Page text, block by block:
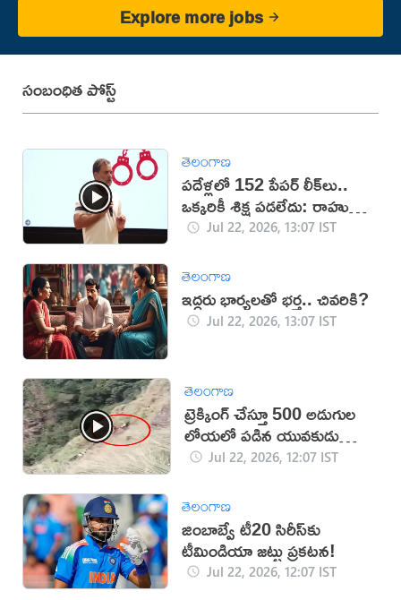
Explore more jobs
సంబంధిత పోస్ట్
తెలంగాణ
పదేళ్లలో 152 పేపర్ లీక్‌లు..
ఒక్కరికీ శిక్ష పడలేదు: రాహుల్
గాంధీJul 22, 2026, 13:07 IST
తెలంగాణ
ఇద్దరు భార్యలతో భర్త.. చివరికి?
Jul 22, 2026, 13:07 IST
తెలంగాణ
ట్రెక్కింగ్ చేస్తూ 500 అడుగుల
లోయలో పడిన యువకుడు
(వీడియో)
Jul 22, 2026, 12:07 IST
తెలంగాణ
జింబాబ్వే టీ20 సిరీస్‌కు
టీమిండియా జట్టు ప్రకటన!
Jul 22, 2026, 12:07 IST